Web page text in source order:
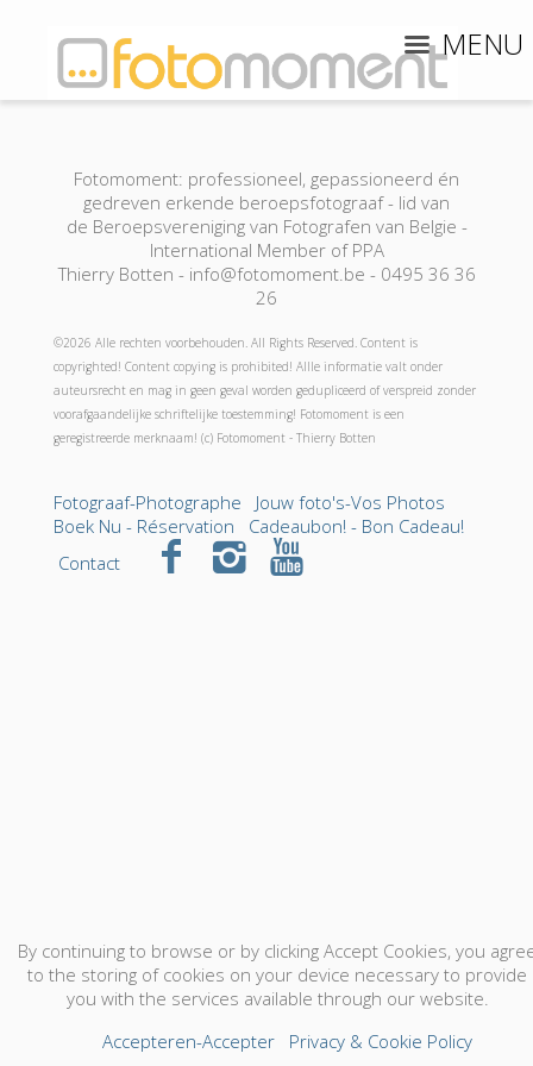
MENU
Fotomoment: professioneel, gepassioneerd én
gedreven erkende beroepsfotograaf - lid van
de Beroepsvereniging van Fotografen van Belgie -
International Member of PPA
Thierry Botten - info@fotomoment.be - 0495 36 36
26
©2026 Alle rechten voorbehouden. All Rights Reserved. Content is
copyrighted! Content copying is prohibited! Allle informatie valt onder
auteursrecht en mag in geen geval worden gedupliceerd of verspreid zonder
voorafgaandelijke schriftelijke toestemming! Fotomoment is een
geregistreerde merknaam! (c) Fotomoment - Thierry Botten
Fotograaf-Photographe
Jouw foto's-Vos Photos
Boek Nu - Réservation
Cadeaubon! - Bon Cadeau!
Contact
By continuing to browse or by clicking Accept Cookies, you
to the storing of cookies on your device necessary to provide
you with the services available through our website.
Accepteren-Accepter
Privacy & Cookie Policy